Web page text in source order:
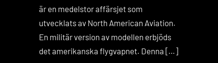
är en medelstor affärsjet som
utvecklats av North American Aviation.
En militär version av modellen erbjöds
det amerikanska flygvapnet. Denna […]